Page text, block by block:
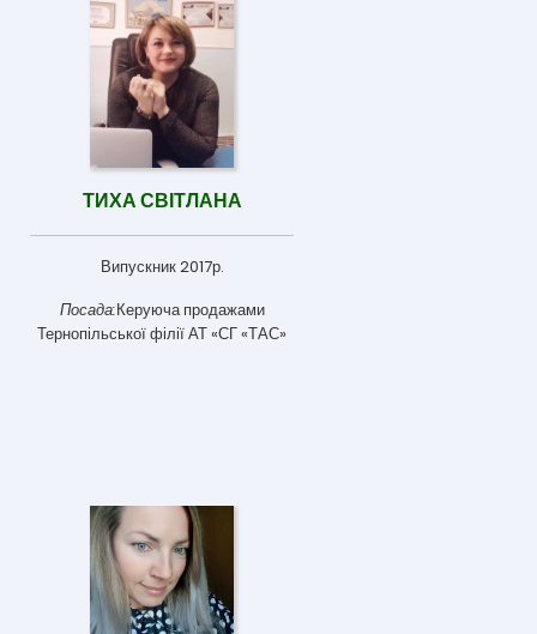
ТИХА СВІТЛАНА
Випускник 2017р.
Посада:Керуюча продажами
Тернопільської філії АТ «СГ «ТАС»